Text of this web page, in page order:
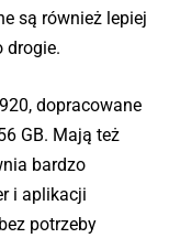
są również lepiej
drogie.
dopracowane
GB. Mają też
bardzo
i aplikacji
potrzeby